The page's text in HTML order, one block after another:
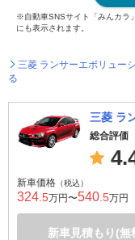
※自動車SNSサイト「みんカラ
にも表示されます。
三菱 ランサーエボリュー
る
三菱 ラ
総合評価
新車価格 （税込）
324 .5万円〜540 .5万円
新車見積もり(無